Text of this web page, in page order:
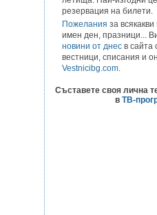
резервация на билети.
Пожелания за
имен ден, празници...
новини от днес в сайта
вестници, списания и
Vestnicibg.com.
Съставете своя лична
в ТВ-